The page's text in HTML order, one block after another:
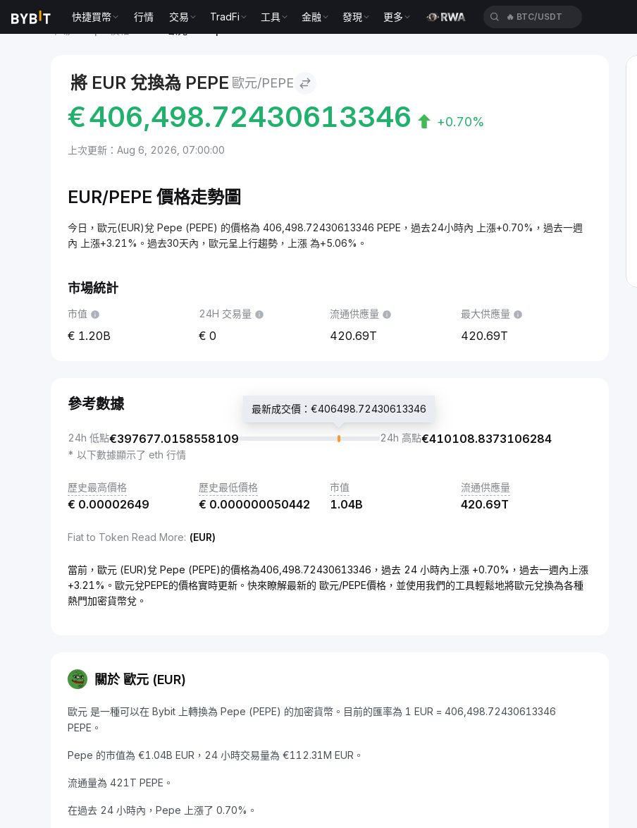
快捷買幣 行情 交易 TradFi 工具 金融 發現 更多 🔥 XAUT/USDT
將 EUR 兌換為 PEPE 歐元/PEPE
€406,498.72430613346 +0.70%
上次更新：Aug 6, 2026, 07:00:00
EUR/PEPE 價格走勢圖
今日，歐元(EUR)兌 Pepe (PEPE) 的價格為 406,498.72430613346 PEPE，過去24小時內 上漲+0.70%，過去一週
內 上漲+3.21%。過去30天內，歐元呈上行趨勢，上漲 為+5.06%。
市場統計
市值
1.20B
24H 交易量
0
流通供應量
420.69T
最大供應量
420.69T
參考數據
24h 低點€397677.0158558109
最新成交價：€406498.72430613346
24h 高點€410108.8373106284
* 以下數據顯示了 eth 行情
歷史最高價格
€ 0.00002649
歷史最低價格
€ 0.000000050442
市值
1.04B
流通供應量
420.69T
Fiat to Token Read More: (EUR)
當前，歐元 (EUR)兌 Pepe (PEPE)的價格為406,498.72430613346，過去 24 小時內上漲 +0.70%，過去一週內上漲
+3.21%。歐元兌PEPE的價格實時更新。快來瞭解最新的 歐元/PEPE價格，並使用我們的工具輕鬆地將歐元兌換為各種
熱門加密貨幣兌。
關於 歐元 (EUR)
歐元 是一種可以在 Bybit 上轉換為 Pepe (PEPE) 的加密貨幣。目前的匯率為 1 EUR = 406,498.72430613346
PEPE。
Pepe 的市值為 €1.04B EUR，24 小時交易量為 €112.31M EUR。
流通量為 421T PEPE。
在過去 24 小時內，Pepe 上漲了 0.70%。